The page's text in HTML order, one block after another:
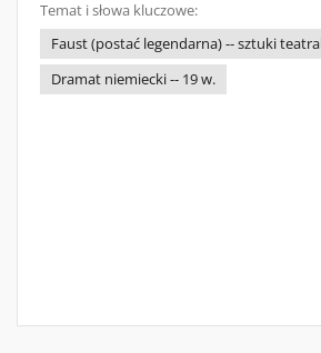
Temat i słowa kluczowe:
Faust (postać legendarna) -- sztuki
Dramat niemiecki -- 19 w.